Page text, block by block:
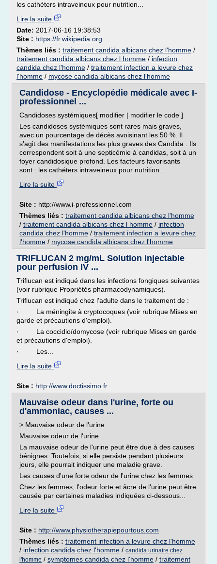
les cathéters intraveineux pour nutrition...
Lire la suite
Date: 2017-06-16 19:38:53
Site : https://fr.wikipedia.org
Thèmes liés : traitement candida albicans chez l'homme /
traitement candida albicans chez l homme / infection
candida chez l'homme / traitement infection a levure chez
l'homme / mycose candida albicans chez l'homme
Candidose - Encyclopédie médicale avec I-
professionnel ...
Candidoses systémiques[ modifier | modifier le code ]
Les candidoses systémiques sont rares mais graves,
avec un pourcentage de décès avoisinant les 50 %. Il
s'agit des manifestations les plus graves des Candida . Ils
correspondent soit à une septicémie à candidas, soit à un
foyer candidosique profond. Les facteurs favorisants
sont : les cathéters intraveineux pour nutrition...
Lire la suite
Site : http://www.i-professionnel.com
Thèmes liés : traitement candida albicans chez l'homme
/ traitement candida albicans chez l homme / infection
candida chez l'homme / traitement infection a levure chez
l'homme / mycose candida albicans chez l'homme
TRIFLUCAN 2 mg/mL Solution injectable
pour perfusion IV ...
Triflucan est indiqué dans les infections fongiques suivantes
(voir rubrique Propriétés pharmacodynamiques).
Triflucan est indiqué chez l'adulte dans le traitement de :
· La méningite à cryptocoques (voir rubrique Mises en
garde et précautions d'emploi).
· La coccidioïdomycose (voir rubrique Mises en garde
et précautions d'emploi).
· Les...
Lire la suite
Site : http://www.doctissimo.fr
Mauvaise odeur dans l'urine, forte ou
d'ammoniac, causes ...
> Mauvaise odeur de l'urine
Mauvaise odeur de l'urine
La mauvaise odeur de l'urine peut être due à des causes
bénignes. Toutefois, si elle persiste pendant plusieurs
jours, elle pourrait indiquer une maladie grave.
Les causes d'une forte odeur de l'urine chez les femmes
Chez les femmes, l'odeur forte et âcre de l'urine peut être
causée par certaines maladies indiquées ci-dessous...
Lire la suite
Site : http://www.physiotherapiepourtous.com
Thèmes liés : traitement infection a levure chez l'homme
/ infection candida chez l'homme / candida urinaire chez
l'homme / symptomes candida chez l'homme / traitement